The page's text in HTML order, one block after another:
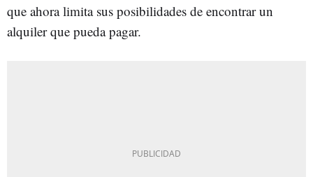
que ahora limita sus posibilidades de encontrar un
alquiler que pueda pagar.